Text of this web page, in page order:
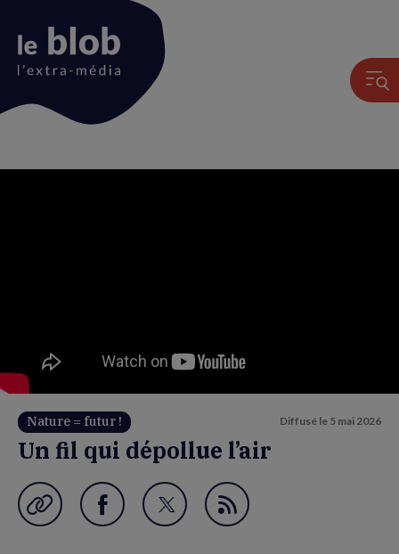
Nature = futur ! Diffusé le 5 mai 2026
Un fil qui dépollue l’air
Garder en favori
Partager PartagerFlux